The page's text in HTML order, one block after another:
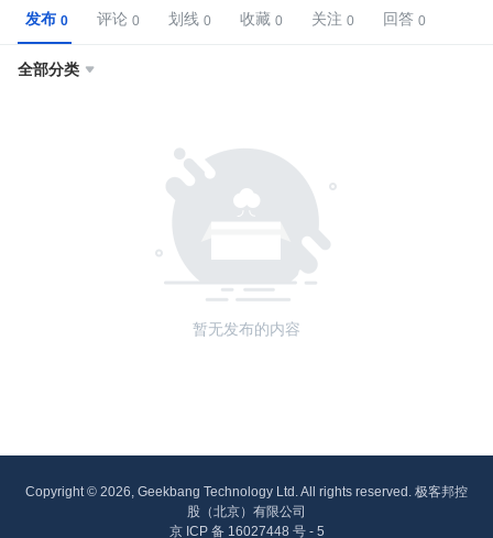
发布 评论 划线 收藏 关注 回答
全部分类 
暂无发布的内容
Copyright © 2026, Geekbang Technology Ltd. All rights reserved. 极客邦控
股（北京）有限公司
京 ICP 备 16027448 号 - 5